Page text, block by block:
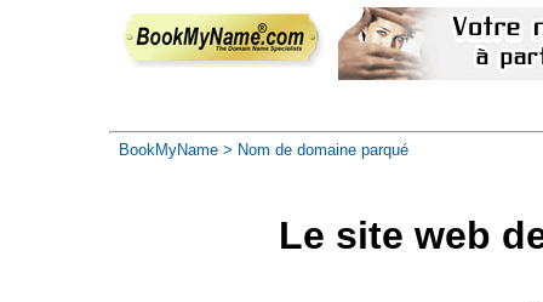
BookMyName > Nom de domaine parqué
Le site web